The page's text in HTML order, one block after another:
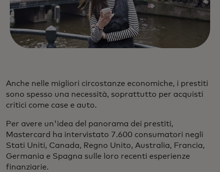
Anche nelle migliori circostanze economiche, i prestiti
sono spesso una necessità, soprattutto per acquisti
critici come case e auto.
Per avere un'idea del panorama dei prestiti,
Mastercard ha intervistato 7.600 consumatori negli
Stati Uniti, Canada, Regno Unito, Australia, Francia,
Germania e Spagna sulle loro recenti esperienze
finanziarie.